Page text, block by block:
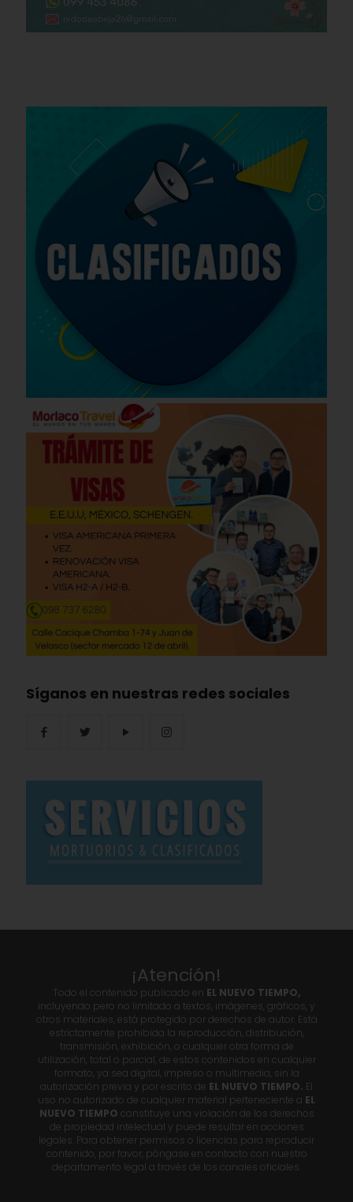
Síganos en nuestras redes sociales
¡Atención!
Todo el contenido publicado en EL NUEVO TIEMPO,
incluyendo pero no limitado a textos, imágenes, gráficos, y
otros materiales, está protegido por derechos de autor. Está
estrictamente prohibida la reproducción, distribución,
transmisión, exhibición, o cualquier otra forma de
utilización, total o parcial, de estos contenidos en cualquier
formato, ya sea digital, impreso o multimedia, sin la
autorización previa y por escrito de EL NUEVO TIEMPO. El
uso no autorizado de cualquier material perteneciente a EL
NUEVO TIEMPO constituye una violación de los derechos
de propiedad intelectual y puede resultar en acciones
legales. Para obtener permisos o licencias para reproducir
contenido, por favor, póngase en contacto con nuestro
departamento legal a través de los canales oficiales.